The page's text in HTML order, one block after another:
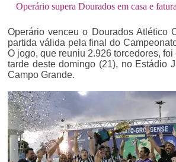
Operário supera Dourados em casa e
Operário venceu o Dourados Atlético
partida válida pela final do
O jogo, que reuniu 2.926 torcedores,
tarde deste domingo (21), no Estádio
Campo Grande.